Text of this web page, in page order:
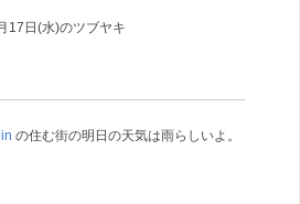
17日(水)のツブヤキ
の住む街の明日の天気は雨らしいよ。